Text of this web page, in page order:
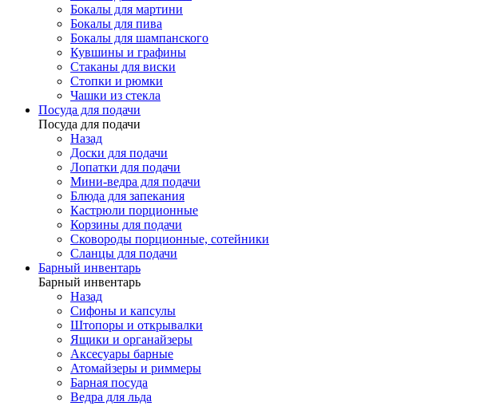
Бокалы для мартини
Бокалы для пива
Бокалы для шампанского
Кувшины и графины
Стаканы для виски
Стопки и рюмки
Чашки из стекла
Посуда для подачи
Посуда для подачи
Назад
Доски для подачи
Лопатки для подачи
Мини-ведра для подачи
Блюда для запекания
Кастрюли порционные
Корзины для подачи
Сковороды порционные, сотейники
Сланцы для подачи
Барный инвентарь
Барный инвентарь
Назад
Сифоны и капсулы
Штопоры и открывалки
Ящики и органайзеры
Аксесуары барные
Атомайзеры и риммеры
Барная посуда
Ведра для льда